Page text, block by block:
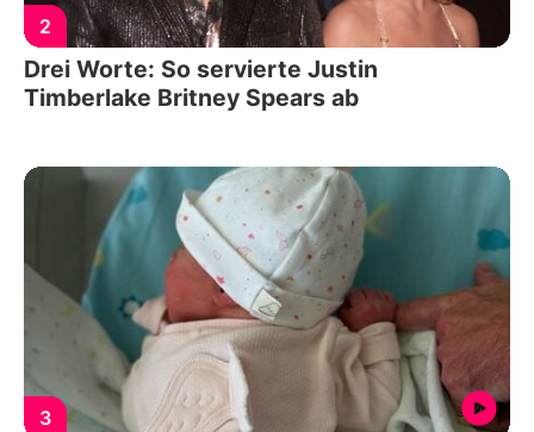
2
Drei Worte: So servierte Justin
Timberlake Britney Spears ab
3